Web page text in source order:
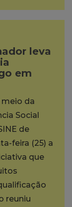
leva
em
meio da
Social
de
feira (25) a
que
reuniu